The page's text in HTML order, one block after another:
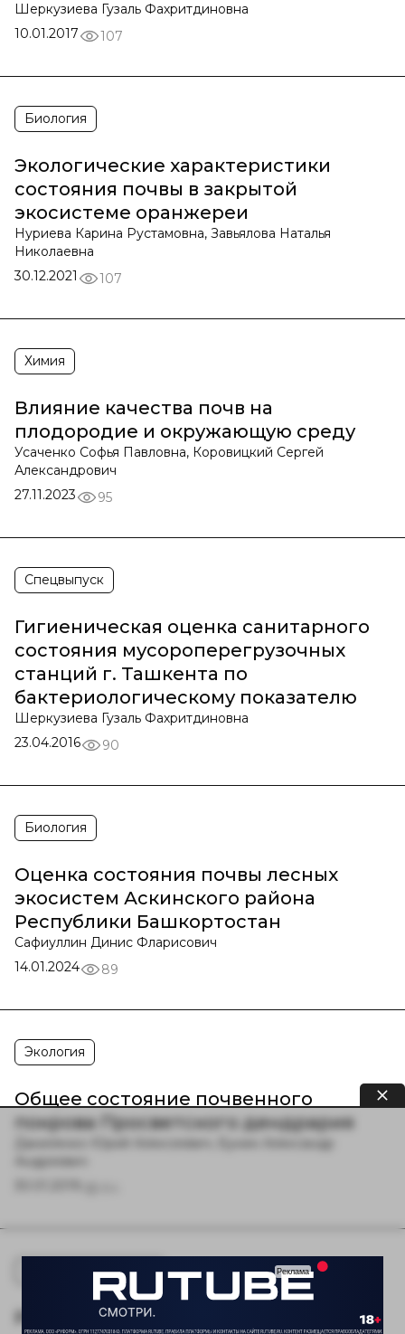
Шеркузиева Гузаль Фахритдиновна
10.01.2017
107
Биология
Экологические характеристики
состояния почвы в закрытой
экосистеме оранжереи
Нуриева Карина Рустамовна, Завьялова Наталья
Николаевна
30.12.2021
107
Химия
Влияние качества почв на
плодородие и окружающую среду
Усаченко Софья Павловна, Коровицкий Сергей
Александрович
27.11.2023
95
Спецвыпуск
Гигиеническая оценка санитарного
состояния мусороперегрузочных
станций г. Ташкента по
бактериологическому показателю
Шеркузиева Гузаль Фахритдиновна
23.04.2016
90
Биология
Оценка состояния почвы лесных
экосистем Аскинского района
Республики Башкортостан
Сафиуллин Динис Фларисович
14.01.2024
89
Экология
Общее состояние почвенного
покрова Просветского дендрария
Даниленко Юрий Алексеевич, Бунин Александр
Андреевич
Сельское хозяйство
Разработка агрегатного устройство